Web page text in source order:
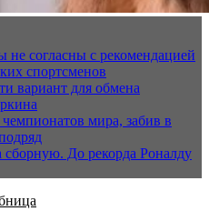
согласны с рекомендацией
спортсменов
вариант для обмена
мира, забив в
сборную. До рекорда Роналду